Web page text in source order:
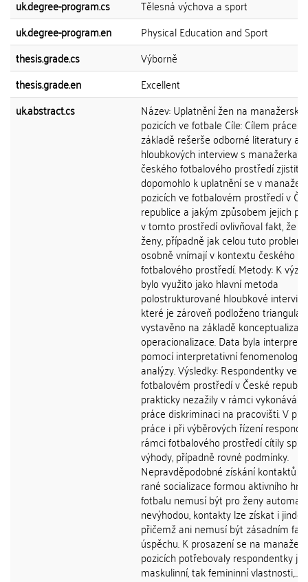
uk.degree-program.cs
Tělesná výchova a sport
uk.degree-program.en
Physical Education and Sport
thesis.grade.cs
Výborně
thesis.grade.en
Excellent
uk.abstract.cs
Název: Uplatnění žen na
pozicích ve fotbale Cíle: Cílem práce
základě rešerše odborné literatury a
hloubkových interview s
českého fotbalového prostředí zjistit,
dopomohlo k uplatnění se v
pozicích ve fotbalovém prostředí v
republice a jakým způsobem jejich
v tomto prostředí ovlivňoval fakt, že
ženy, případně jak celou tuto
osobně vnímají v kontextu českého
fotbalového prostředí. Metody: K
bylo využito jako hlavní metoda
polostrukturované hloubkové
které je zároveň podloženo
vystavěno na základě
operacionalizace. Data byla
pomocí interpretativní
analýzy. Výsledky: Respondentky ve
fotbalovém prostředí v České
prakticky nezažily v rámci
práce diskriminaci na pracovišti. V
práce i při výběrových řízení
rámci fotbalového prostředí cítily
výhody, případně rovné podmínky.
Nepravděpodobné získání kontaktů
rané socializace formou aktivního
fotbalu nemusí být pro ženy
nevýhodou, kontakty lze získat i jinde,
přičemž ani nemusí být zásadním
úspěchu. K prosazení se na
pozicích potřebovaly respondentky jak
maskulinní, tak femininní vlastnosti,...